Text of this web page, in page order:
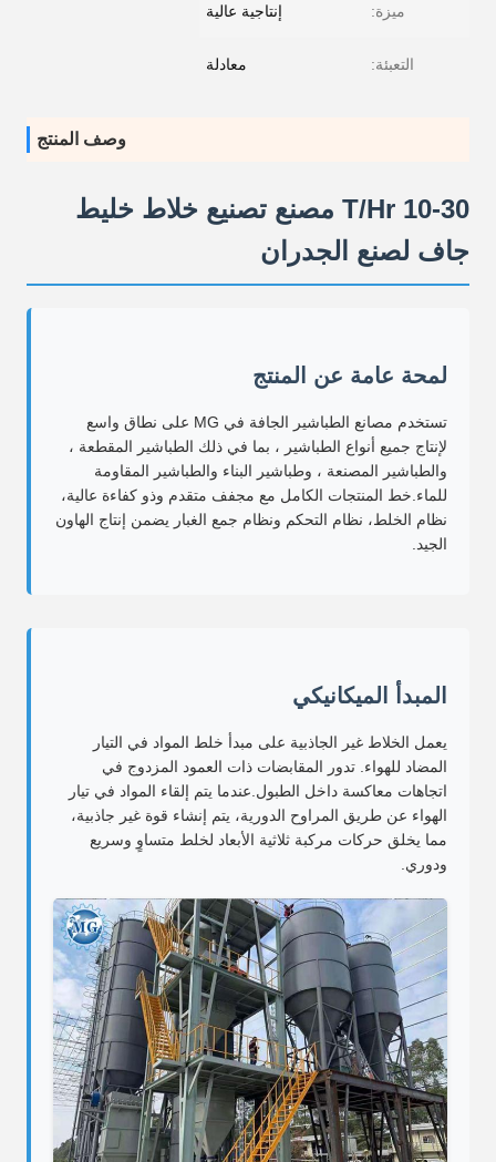
ميزة: إنتاجية عالية
التعبئة: معادلة
وصف المنتج
10-30 T/Hr مصنع تصنيع خلاط خليط
جاف لصنع الجدران
لمحة عامة عن المنتج
تستخدم مصانع الطباشير الجافة في MG على نطاق واسع
لإنتاج جميع أنواع الطباشير ، بما في ذلك الطباشير المقطعة ،
والطباشير المصنعة ، وطباشير البناء والطباشير المقاومة
للماء.خط المنتجات الكامل مع مجفف متقدم وذو كفاءة عالية،
نظام الخلط، نظام التحكم ونظام جمع الغبار يضمن إنتاج الهاون
الجيد.
المبدأ الميكانيكي
يعمل الخلاط غير الجاذبية على مبدأ خلط المواد في التيار
المضاد للهواء. تدور المقابضات ذات العمود المزدوج في
اتجاهات معاكسة داخل الطبول.عندما يتم إلقاء المواد في تيار
الهواء عن طريق المراوح الدورية، يتم إنشاء قوة غير جاذبية،
مما يخلق حركات مركبة ثلاثية الأبعاد لخلط متساوٍ وسريع
ودوري.